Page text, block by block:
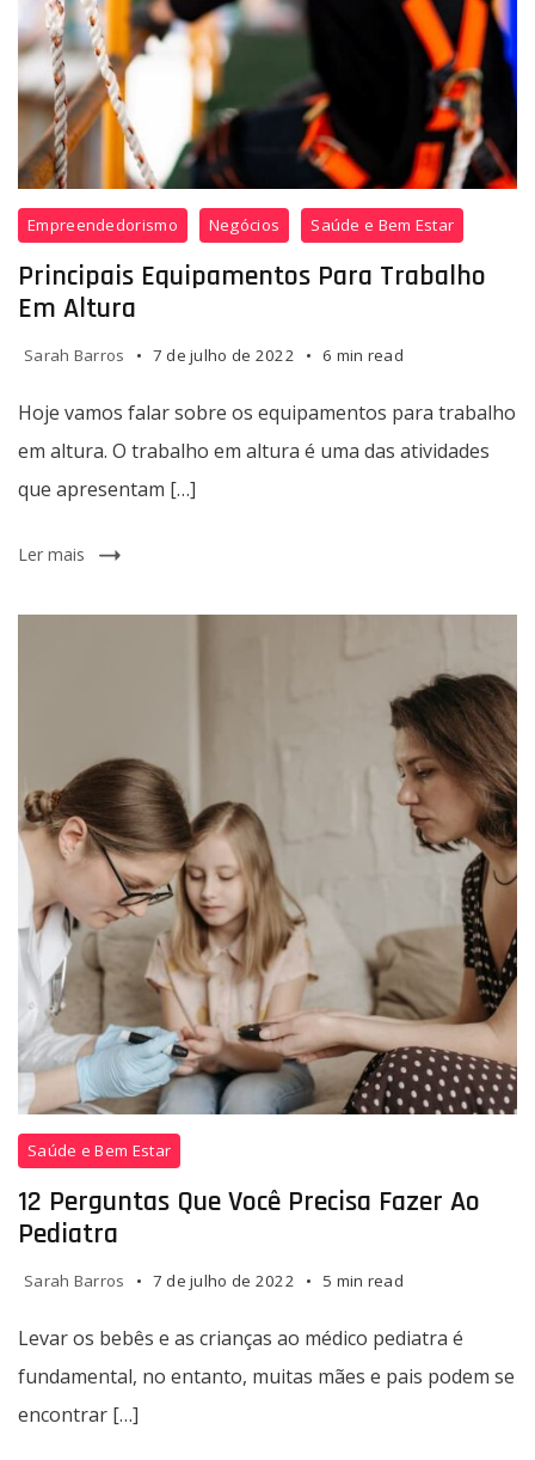
Empreendedorismo Negócios Saúde e Bem Estar
Principais Equipamentos Para Trabalho
Em Altura
Sarah Barros 7 de julho de 2022 6 min read
Hoje vamos falar sobre os equipamentos para trabalho
em altura. O trabalho em altura é uma das atividades
que apresentam […]
Ler mais
Saúde e Bem Estar
12 Perguntas Que Você Precisa Fazer Ao
Pediatra
Sarah Barros 7 de julho de 2022 5 min read
Levar os bebês e as crianças ao médico pediatra é
fundamental, no entanto, muitas mães e pais podem se
encontrar […]